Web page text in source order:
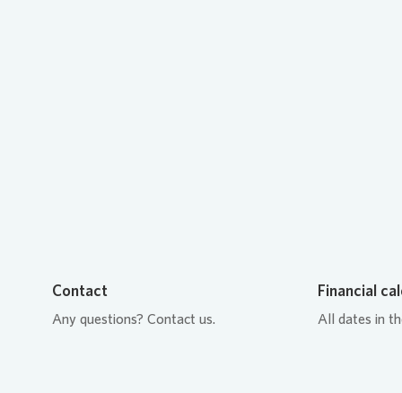
Contact
Any questions? Contact us.
Financial
All dates in